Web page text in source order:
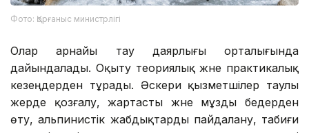
Фото: Қорғаныс министрлігі
Олар арнайы тау даярлығы орталығында
дайындалады. Оқыту теориялық және практикалық
кезеңдерден тұрады. Әскери қызметшілер таулы
жерде қозғалу, жартасты және мұзды бедерден
өту, альпинистік жабдықтарды пайдалану, табиғи